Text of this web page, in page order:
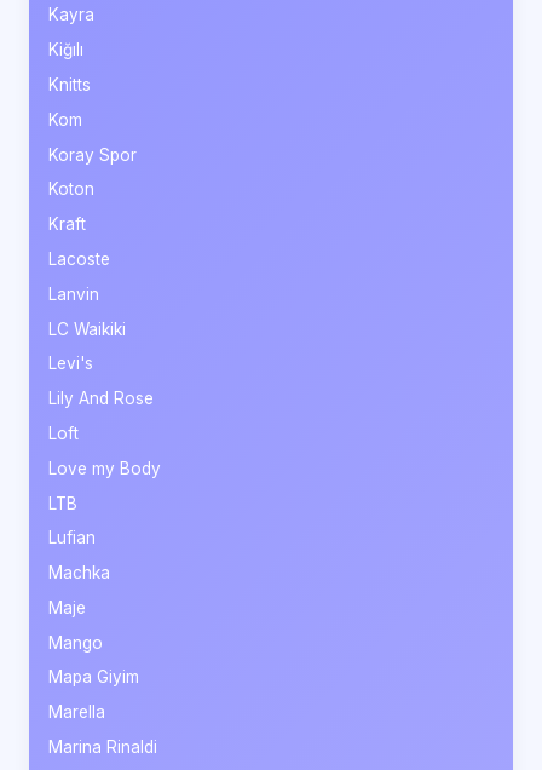
Kayra
Kiğılı
Knitts
Kom
Koray Spor
Koton
Kraft
Lacoste
Lanvin
LC Waikiki
Levi's
Lily And Rose
Loft
Love my Body
LTB
Lufian
Machka
Maje
Mango
Mapa Giyim
Marella
Marina Rinaldi